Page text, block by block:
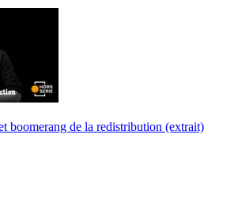
boomerang de la redistribution (extrait)